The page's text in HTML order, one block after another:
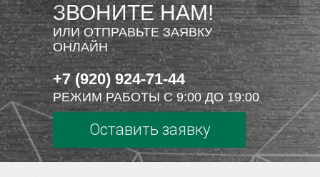
ЗВОНИТЕ НАМ!
ИЛИ ОТПРАВЬТЕ ЗАЯВКУ
ОНЛАЙН
+7 (920) 924-71-44
РЕЖИМ РАБОТЫ С 9:00 ДО 19:00
Оставить заявку